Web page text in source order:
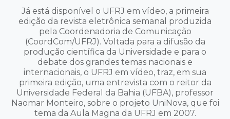
Já está disponível o UFRJ em vídeo, a primeira
edição da revista eletrônica semanal produzida
pela Coordenadoria de Comunicação
(CoordCom/UFRJ). Voltada para a difusão da
produção científica da Universidade e para o
debate dos grandes temas nacionais e
internacionais, o UFRJ em vídeo, traz, em sua
primeira edição, uma entrevista com o reitor da
Universidade Federal da Bahia (UFBA), professor
Naomar Monteiro, sobre o projeto UniNova, que foi
tema da Aula Magna da UFRJ em 2007.